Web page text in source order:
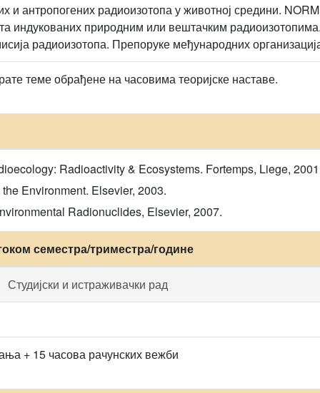
и антропогених радиоизотопа у животној средини.
индукованих природним или вештачким
радиоизотопа. Препоруке међународних
теме обрађене на часовима теоријске наставе.
Radioactivity & Ecosystems. Fortemps, Liege,
Environment. Elsevier, 2003.
Radionuclides, Elsevier, 2007.
семестра/триместра/године
Студијски и истраживачки рад
+ 15 часова рачунских вежби